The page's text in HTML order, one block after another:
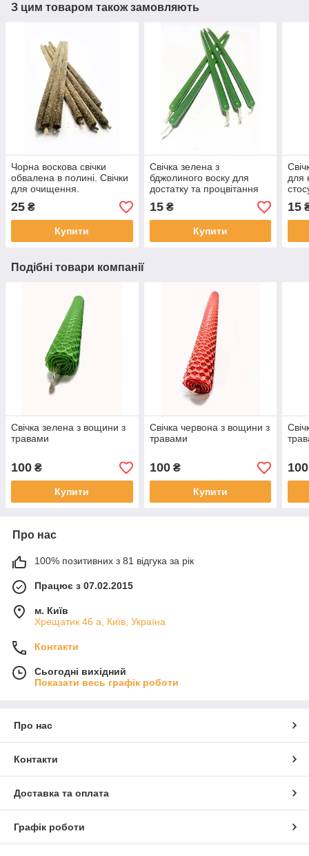
З цим товаром також замовляють
Чорна воскова свічки
обвалена в полині. Свічки
для очищення.
25 ₴
Купити
Свічка зелена з
бджолиного воску для
достатку та процвітання
100% натуральна
ритуальна від виробника
15₴
Купити
для
15
Подібні товари компанії
Свічка зелена з вощини з
травами
100 ₴
Купити
Свічка червона з вощини з
травами
100₴
Купити
100
Про нас
100% позитивних з 81 відгука за рік
Працює з 07.02.2015
м. Київ
Хрещатик 46 а, Київ, Україна
Контакти
Сьогодні вихідний
Показати весь графік роботи
Про нас
Контакти
Доставка та оплата
Графік роботи